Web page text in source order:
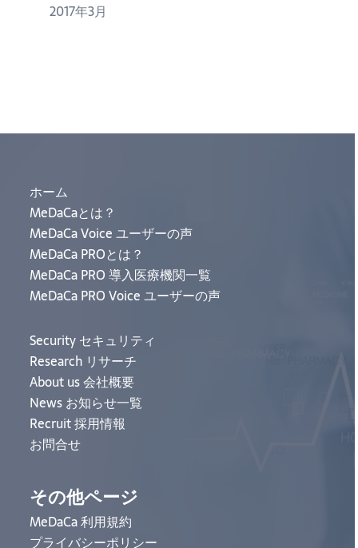
2017年3月
ホーム
MeDaCaとは？
MeDaCa Voice ユーザーの声
MeDaCa PROとは？
MeDaCa PRO 導入医療機関一覧
MeDaCa PRO Voice ユーザーの声
Security セキュリティ
Research リサーチ
About us 会社概要
News お知らせ一覧
Recruit 採用情報
お問合せ
その他ページ
MeDaCa 利用規約
プライバシーポリシー